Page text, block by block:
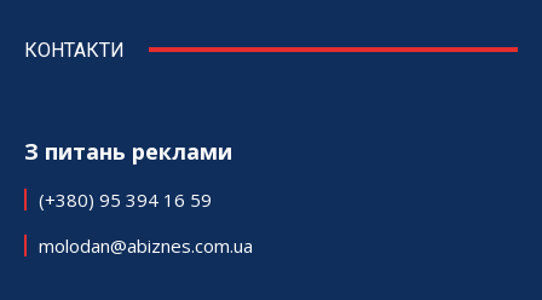
КОНТАКТИ
З питань реклами
(+380) 95 394 16 59
molodan@abiznes.com.ua